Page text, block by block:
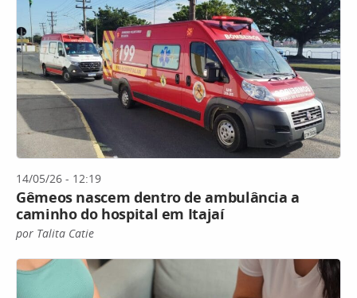
14/05/26 - 12:19
Gêmeos nascem dentro de ambulância a
caminho do hospital em Itajaí
por Talita Catie